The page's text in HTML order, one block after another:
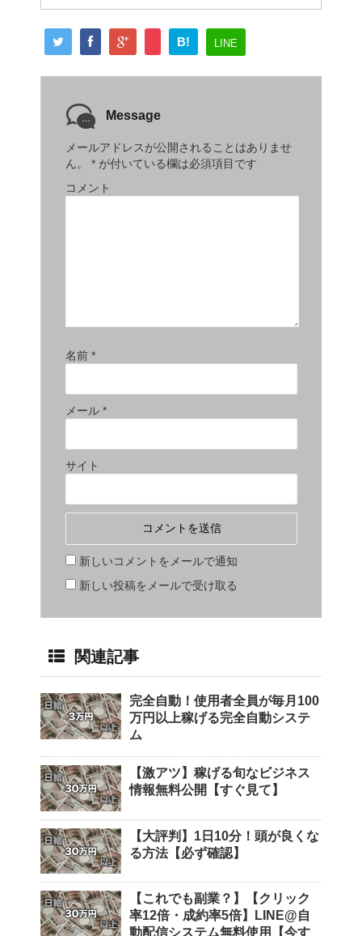
B! LINE
Message
メールアドレスが公開されることはありませ
ん。
* が付いている欄は必須項目です
コメント
名前 *
メール *
サイト
新しいコメントをメールで通知
新しい投稿をメールで受け取る
関連記事
完全自動！使用者全員が毎月100
万円以上稼げる完全自動システ
ム
【激アツ】稼げる旬なビジネス
情報無料公開【すぐ見て】
【大評判】1日10分！頭が良くな
る方法【必ず確認】
【これでも副業？】【クリック
率12倍・成約率5倍】LINE@自
動配信システム無料使用【今す